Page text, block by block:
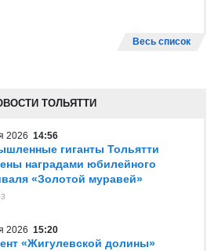
Весь список
ТОЛЬЯТТИ
2026 14:56
гиганты Тольятти
наградами юбилейного
«Золотой муравей»
2026 15:20
«Жигулевской долины»